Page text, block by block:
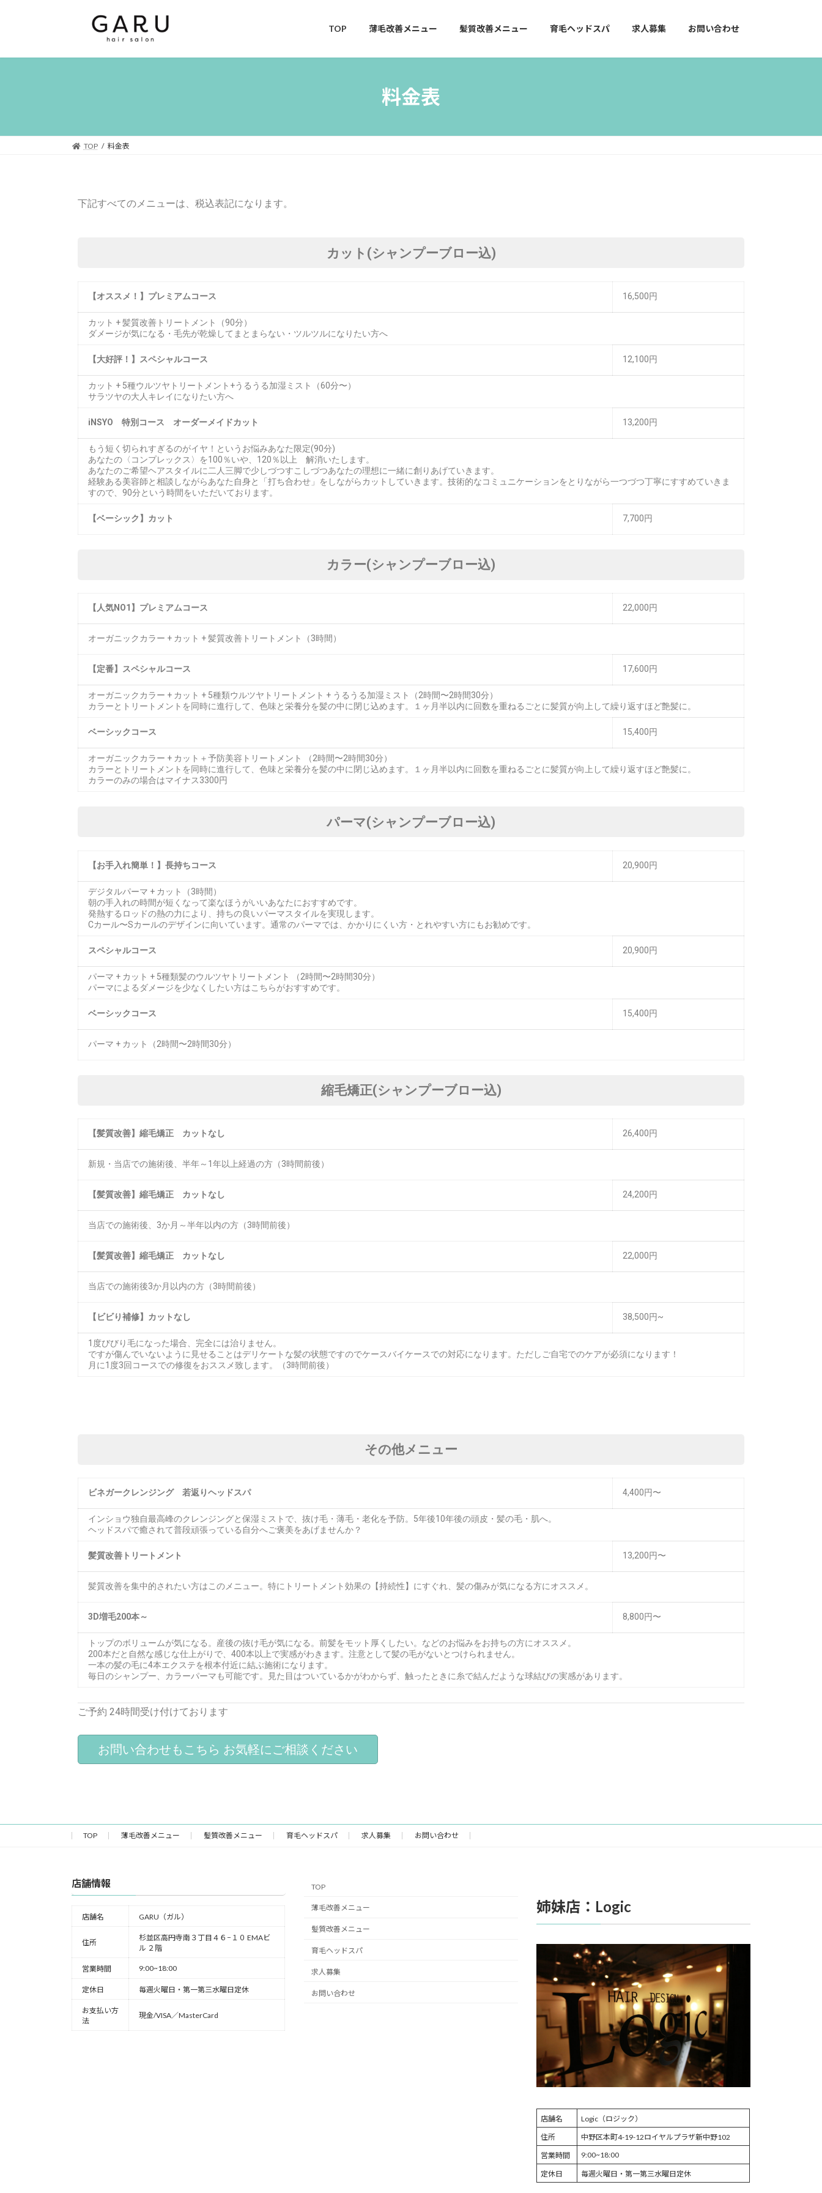
TOP 薄毛改善メニュー 髪質改善メニュー 育毛ヘッドスパ 求人募集 お問い合わせ
料金表
TOP 料金表
下記すべてのメニューは、税込表記になります。
カット(シャンプーブロー込)
【オススメ！】プレミアムコース 16,500円
カット + 髪質改善トリートメント（90分）
ダメージが気になる・毛先が乾燥してまとまらない・ツルツルになりたい方へ
【大好評！】スペシャルコース 12,100円
カット + 5種ウルツヤトリートメント+うるうる加湿ミスト（60分〜）
サラツヤの大人キレイになりたい方へ
iNSYO 特別コース オーダーメイドカット 13,200円
もう短く切られすぎるのがイヤ！というお悩みあなた限定(90分)
あなたの〈コンプレックス〉を100％いや、120％以上 解消いたします。
あなたのご希望ヘアスタイルに二人三脚で少しづつすこしづつあなたの理想に一緒に創りあげていきます。
経験ある美容師と相談しながらあなた自身と「打ち合わせ」をしながらカットしていきます。技術的なコミュニケーションをとりながら一つづつ丁寧にすすめていきま
すので、90分という時間をいただいております。
【ベーシック】カット 7,700円
カラー(シャンプーブロー込)
【人気NO1】プレミアムコース 22,000円
オーガニックカラー + カット + 髪質改善トリートメント（3時間）
【定番】スペシャルコース 17,600円
オーガニックカラー + カット + 5種類ウルツヤトリートメント + うるうる加湿ミスト（2時間〜2時間30分）
カラーとトリートメントを同時に進行して、色味と栄養分を髪の中に閉じ込めます。１ヶ月半以内に回数を重ねるごとに髪質が向上して繰り返すほど艶髪に。
ベーシックコース 15,400円
オーガニックカラー + カット＋予防美容トリートメント （2時間〜2時間30分）
カラーとトリートメントを同時に進行して、色味と栄養分を髪の中に閉じ込めます。１ヶ月半以内に回数を重ねるごとに髪質が向上して繰り返すほど艶髪に。
カラーのみの場合はマイナス3300円
パーマ(シャンプーブロー込)
【お手入れ簡単！】長持ちコース 20,900円
デジタルパーマ + カット（3時間）
朝の手入れの時間が短くなって楽なほうがいいあなたにおすすめです。
発熱するロッドの熱の力により、持ちの良いパーマスタイルを実現します。
Cカール〜Sカールのデザインに向いています。通常のパーマでは、かかりにくい方・とれやすい方にもお勧めです。
スペシャルコース 20,900円
パーマ + カット + 5種類髪のウルツヤトリートメント （2時間〜2時間30分）
パーマによるダメージを少なくしたい方はこちらがおすすめです。
ベーシックコース 15,400円
パーマ + カット（2時間〜2時間30分）
縮毛矯正(シャンプーブロー込)
【髪質改善】縮毛矯正 カットなし 26,400円
新規・当店での施術後、半年～1年以上経過の方（3時間前後）
【髪質改善】縮毛矯正 カットなし 24,200円
当店での施術後、3か月～半年以内の方（3時間前後）
【髪質改善】縮毛矯正 カットなし 22,000円
当店での施術後3か月以内の方（3時間前後）
【ビビり補修】カットなし 38,500円~
1度びびり毛になった場合、完全には治りません。
ですが傷んでいないように見せることはデリケートな髪の状態ですのでケースバイケースでの対応になります。ただしご自宅でのケアが必須になります！
月に1度3回コースでの修復をおススメ致します。（3時間前後）
その他メニュー
ビネガークレンジング 若返りヘッドスパ 4,400円〜
インショウ独自最高峰のクレンジングと保湿ミストで、抜け毛・薄毛・老化を予防。5年後10年後の頭皮・髪の毛・肌へ。
ヘッドスパで癒されて普段頑張っている自分へご褒美をあげませんか？
髪質改善トリートメント 13,200円〜
髪質改善を集中的されたい方はこのメニュー。特にトリートメント効果の【持続性】にすぐれ、髪の傷みが気になる方にオススメ。
3D増毛200本～ 8,800円〜
トップのボリュームが気になる。産後の抜け毛が気になる。前髪をモット厚くしたい。などのお悩みをお持ちの方にオススメ。
200本だと自然な感じな仕上がりで、400本以上で実感がわきます。注意として髪の毛がないとつけられません。
一本の髪の毛に4本エクステを根本付近に結ぶ施術になります。
毎日のシャンプー、カラーパーマも可能です。見た目はついているかがわからず、触ったときに糸で結んだような球結びの実感があります。
ご予約 24時間受け付けております
お問い合わせもこちら お気軽にご相談ください
TOP 薄毛改善メニュー 髪質改善メニュー 育毛ヘッドスパ 求人募集 お問い合わせ
店舗情報
店舗名 GARU（ガル）
住所
杉並区高円寺南３丁目４６−１０ EMAビ
ル ２階
営業時間 9:00~18:00
定休日 毎週火曜日・第一第三水曜日定休
お支払い方
法
現金/VISA／MasterCard
TOP
薄毛改善メニュー
髪質改善メニュー
育毛ヘッドスパ
求人募集
お問い合わせ
姉妹店：Logic
店舗名
Logic（ロジック）
住所
中野区本町4-19-12ロイヤルプラザ新中野102
営業時間
9:00~18:00
定休日 毎週火曜日・第一第三水曜日定休